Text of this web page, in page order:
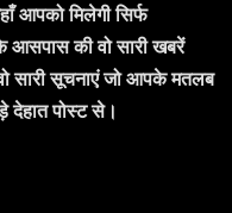
मिलेगी सिर्फ
की वो सारी खबरें
सारी सूचनाएं जो आपके मतलब
पोस्ट से।